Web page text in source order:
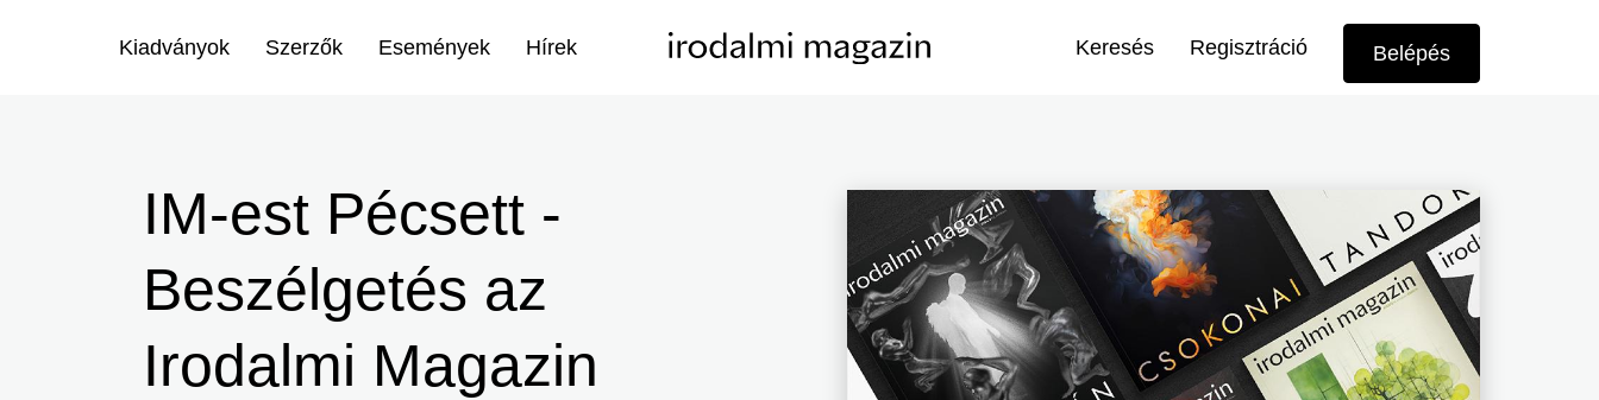
Menü
Magazin
Főmenu
Kiadványok Szerzők Események Hírek Keresés
Felhasználói
Regisztráció Belépés
IM-est Pécsett -
Beszélgetés az
Irodalmi Magazin